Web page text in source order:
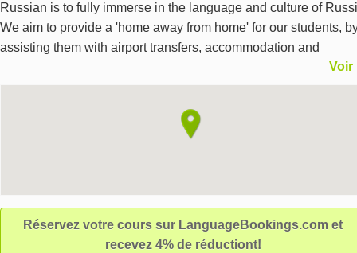
Russian is to fully immerse in the language and culture of
We aim to provide a 'home away from home' for our students,
assisting them with airport transfers, accommodation and
continuous support during their stay. We believe that better
understanding brings people together and benefits all. When
students leave us, we want them to take with them an improved
level of Russian, a better understanding of the world, improved
Voir
Réservez votre cours sur LanguageBookings.com et
recevez 4% de réductiont!